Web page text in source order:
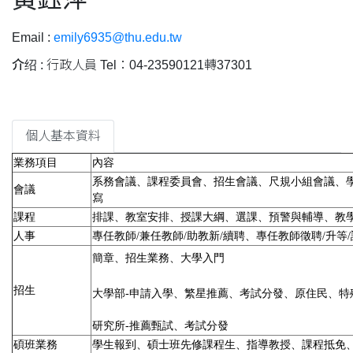
Email : emily6935@thu.edu.tw
介绍 : 行政人員 Tel：04-23590121轉37301
個人基本資料
業務項目 內容
會議
系務會議、課程委員會、招生會議、尺規小組會議
寫
課程
排課、教室安排、授課大綱、選課、預警與輔導、教
人事
專任教師/兼任教師/助教新/續聘、專任教師徵聘/升等
招生
簡章、招生業務、大學入門
大學部-申請入學、繁星推薦、考試分發、原住民、
研究所-推薦甄試、考試分發
碩班業務
學生報到、碩士班先修課程生、指導教授、課程抵免